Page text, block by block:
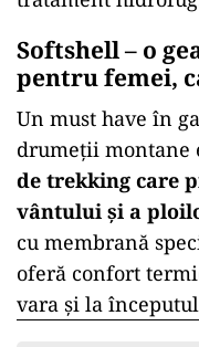
Softshell – o
pentru femei,
Un must have în
drumeții montane
de trekking care
vântului și a
cu membrană
oferă confort
vara și la